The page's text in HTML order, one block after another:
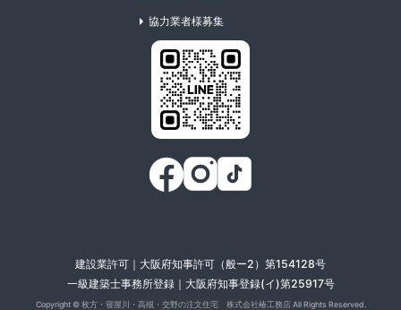
協力業者様募集
建設業許可｜大阪府知事許可（般ー2）第154128号
一級建築士事務所登録｜大阪府知事登録(イ)第25917号
Copyright ©枚方・寝屋川・高槻・交野の注文住宅 株式会社椿工務店All Rights Reserved.